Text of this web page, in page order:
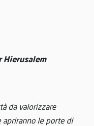
Hierusalem
da valorizzare
apriranno le porte di